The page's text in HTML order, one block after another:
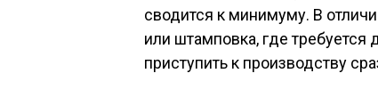
сводится к минимуму. В
или штамповка, где требуется
приступить к производству